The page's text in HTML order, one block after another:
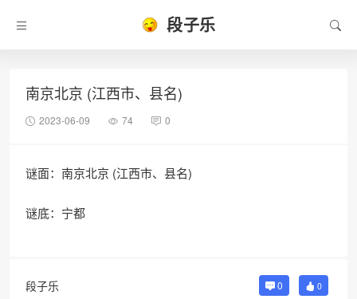
段子乐
南京北京 (江西市、县名)
2023-06-09 74 0
谜面：南京北京 (江西市、县名)
谜底：宁都
段子乐 0 0